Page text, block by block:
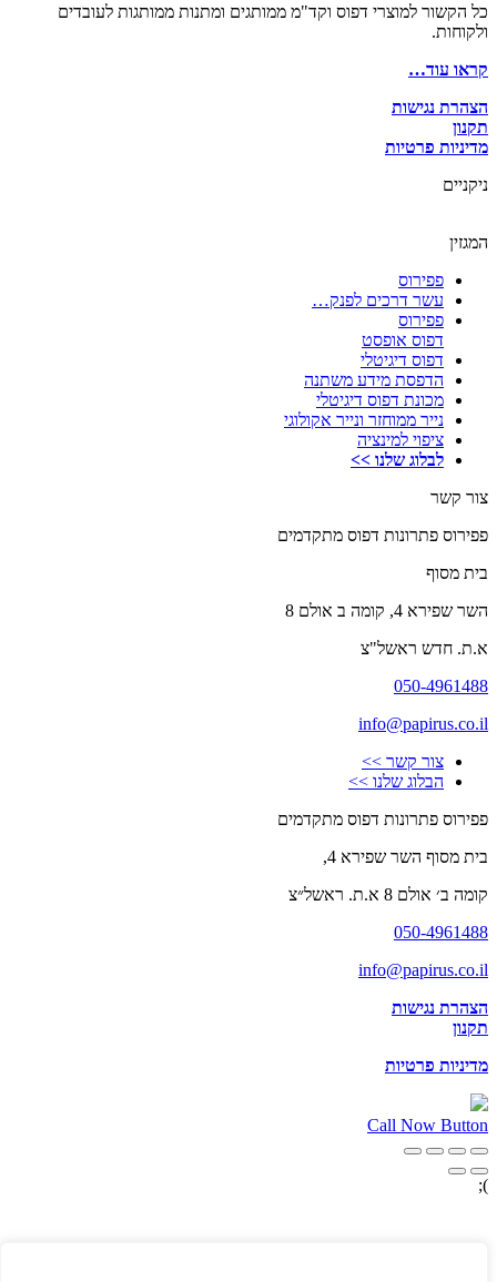
כל הקשור למוצרי דפוס וקד"מ ממותגים ומתנות ממותגות לעובדים
ולקוחות.
קראו עוד…
הצהרת נגישות
תקנון
מדיניות פרטיות
ניקניים
המגזין
פפירוס
עשר דרכים לפנק…
פפירוס
דפוס אופסט
דפוס דיגיטלי
הדפסת מידע משתנה
מכונת דפוס דיגיטלי
נייר ממוחזר ונייר אקולוגי
ציפוי למינציה
לבלוג שלנו >>
צור קשר
פפירוס פתרונות דפוס מתקדמים
בית מסוף
השר שפירא 4, קומה ב אולם 8
א.ת. חדש ראשל"צ
050-4961488
info@papirus.co.il
צור קשר >>
הבלוג שלנו >>
פפירוס פתרונות דפוס מתקדמים
בית מסוף השר שפירא 4,
קומה ב׳ אולם 8 א.ת. ראשל״צ
050-4961488
info@papirus.co.il
הצהרת נגישות
תקנון
מדיניות פרטיות
Call Now Button
);